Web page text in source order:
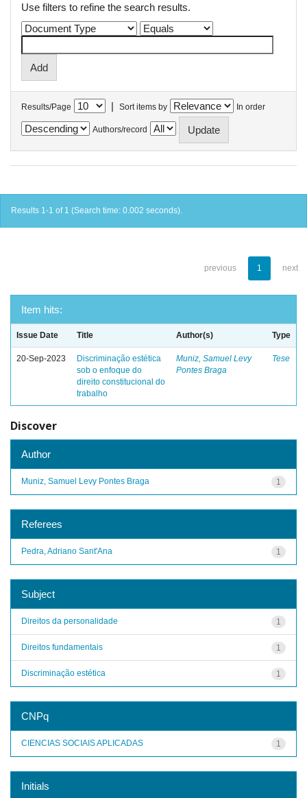
Use filters to refine the search results.
Results/Page | Sort items by In order
Authors/record
Results 1-1 of 1 (Search time: 0.002 seconds).
previous 1 next
Item hits:
Issue Date Title Author(s) Type
20-Sep-2023
Discriminação estética
sob o enfoque do
direito constitucional do
trabalho
Muniz, Samuel Levy
Pontes Braga
Tese
Discover
Author
1
Muniz, Samuel Levy Pontes Braga
Referees
1
Pedra, Adriano Sant'Ana
Subject
1
Direitos da personalidade
1
Direitos fundamentais
1
Discriminação estética
CNPq
1
CIENCIAS SOCIAIS APLICADAS
Initials